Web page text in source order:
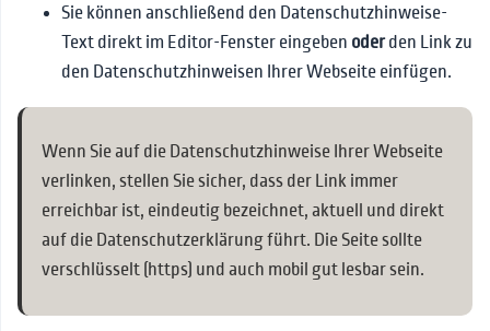
Sie können anschließend den Datenschutzhinweise-
Text direkt im Editor-Fenster eingeben oderden Link zu
den Datenschutzhinweisen Ihrer Webseite einfügen.
Wenn Sie auf die Datenschutzhinweise Ihrer Webseite
verlinken, stellen Sie sicher, dass der Link immer
erreichbar ist, eindeutig bezeichnet, aktuell und direkt
auf die Datenschutzerklärung führt. Die Seite sollte
verschlüsselt (https) und auch mobil gut lesbar sein.